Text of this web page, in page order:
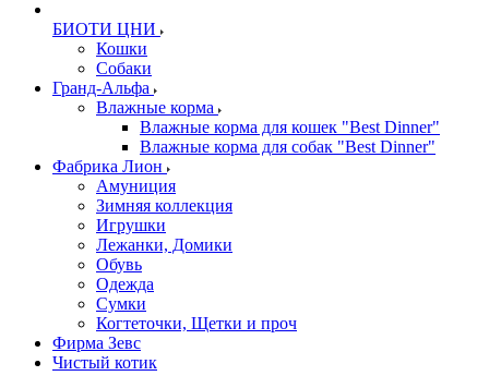
БИОТИ ЦНИ
Кошки
Собаки
Гранд-Альфа
Влажные корма
Влажные корма для кошек "Best Dinner"
Влажные корма для собак "Best Dinner"
Фабрика Лион
Амуниция
Зимняя коллекция
Игрушки
Лежанки, Домики
Обувь
Одежда
Сумки
Когтеточки, Щетки и проч
Фирма Зевс
Чистый котик